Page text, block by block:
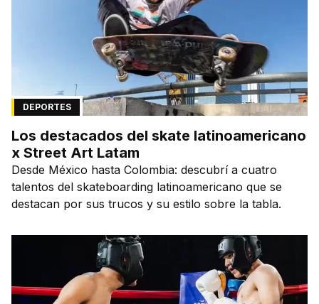
DEPORTES
Los destacados del skate latinoamericano
x Street Art Latam
Desde México hasta Colombia: descubrí a cuatro
talentos del skateboarding latinoamericano que se
destacan por sus trucos y su estilo sobre la tabla.